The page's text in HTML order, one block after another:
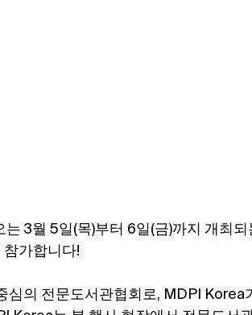
3월 5일(목)부터 6일(금)까지 개최
참가합니다!
심의 전문도서관협회로, MDPI Korea